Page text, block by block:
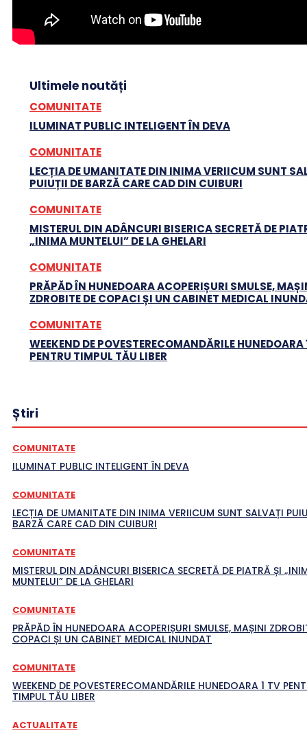
Ultimele noutăți
COMUNITATE
ILUMINAT PUBLIC INTELIGENT ÎN DEVA
COMUNITATE
LECȚIA DE UMANITATE DIN INIMA VERIICUM SUNT
PUIUȚII DE BARZĂ CARE CAD DIN CUIBURI
COMUNITATE
MISTERUL DIN ADÂNCURI BISERICA SECRETĂ DE
„INIMA MUNTELUI” DE LA GHELARI
COMUNITATE
PRĂPĂD ÎN HUNEDOARA ACOPERIȘURI SMULSE,
ZDROBITE DE COPACI ȘI UN CABINET MEDICAL
COMUNITATE
WEEKEND DE POVESTERECOMANDĂRILE HUNEDOARA
PENTRU TIMPUL TĂU LIBER
Știri
COMUNITATE
ILUMINAT PUBLIC INTELIGENT ÎN DEVA
COMUNITATE
LECȚIA DE UMANITATE DIN INIMA VERIICUM SUNT SALVAȚI
BARZĂ CARE CAD DIN CUIBURI
COMUNITATE
MISTERUL DIN ADÂNCURI BISERICA SECRETĂ DE PIATRĂ ȘI
MUNTELUI” DE LA GHELARI
COMUNITATE
PRĂPĂD ÎN HUNEDOARA ACOPERIȘURI SMULSE, MAȘINI
COPACI ȘI UN CABINET MEDICAL INUNDAT
COMUNITATE
WEEKEND DE POVESTERECOMANDĂRILE HUNEDOARA 1 TV
TIMPUL TĂU LIBER
ACTUALITATE